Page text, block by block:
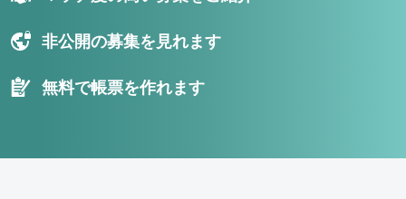
非公開の募集を見れます
無料で帳票を作れます